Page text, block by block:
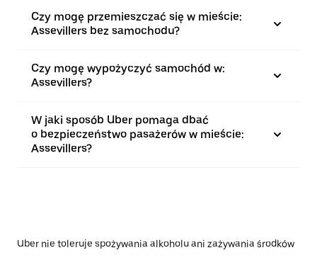
Czy mogę przemieszczać się w mieście:
Assevillers bez samochodu?
Czy mogę wypożyczyć samochód w:
Assevillers?
W jaki sposób Uber pomaga dbać
o bezpieczeństwo pasażerów w mieście:
Assevillers?
Uber nie toleruje spożywania alkoholu ani zażywania środków